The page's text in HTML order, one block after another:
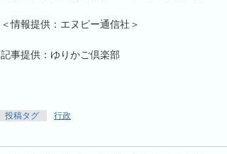
＜情報提供：エヌピー通信社＞
記事提供：ゆりかご倶楽部
投稿タグ 行政